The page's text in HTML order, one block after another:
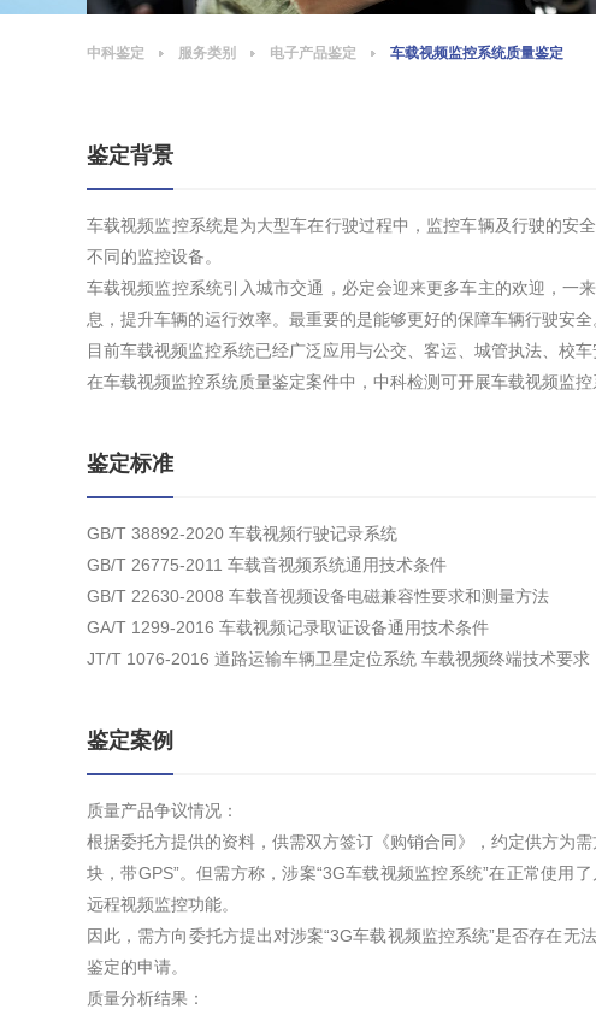
中科鉴定 服务类别 电子产品鉴定 车载视频监控系统质量鉴定
鉴定背景
车载视频监控系统是为大型车在行驶过程中，监控车辆及行驶的安
不同的监控设备。
车载视频监控系统引入城市交通，必定会迎来更多车主的欢迎，一
息，提升车辆的运行效率。最重要的是能够更好的保障车辆行驶安全
目前车载视频监控系统已经广泛应用与公交、客运、城管执法、校
在车载视频监控系统质量鉴定案件中，中科检测可开展车载视频监控
鉴定标准
GB/T 38892-2020 车载视频行驶记录系统
GB/T 26775-2011 车载音视频系统通用技术条件
GB/T 22630-2008 车载音视频设备电磁兼容性要求和测量方法
GA/T 1299-2016 车载视频记录取证设备通用技术条件
JT/T 1076-2016 道路运输车辆卫星定位系统 车载视频终端技术要求
鉴定案例
质量产品争议情况：
根据委托方提供的资料，供需双方签订《购销合同》，约定供方为
块，带GPS”。但需方称，涉案“3G车载视频监控系统”在正常使用
远程视频监控功能。
因此，需方向委托方提出对涉案“3G车载视频监控系统”是否存在
鉴定的申请。
质量分析结果：